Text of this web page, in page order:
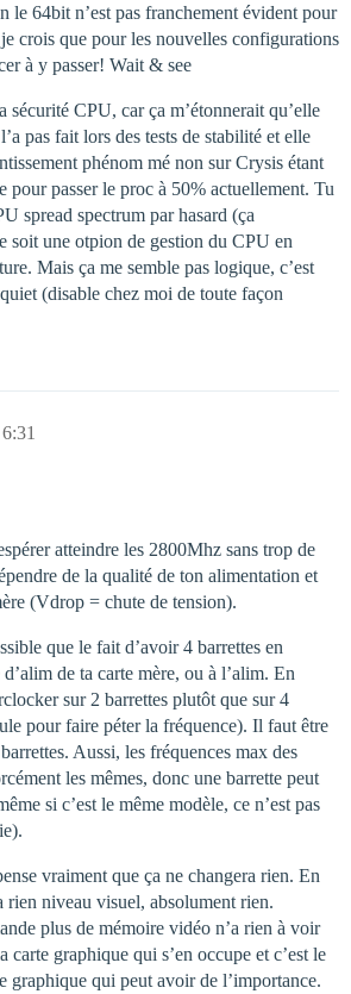
le 64bit n’est pas franchement évident pour
crois que pour les nouvelles configurations
à y passer! Wait & see
sécurité CPU, car ça m’étonnerait qu’elle
pas fait lors des tests de stabilité et elle
phénom mé non sur Crysis étant
pour passer le proc à 50% actuellement. Tu
spread spectrum par hasard (ça
soit une otpion de gestion du CPU en
Mais ça me semble pas logique, c’est
(disable chez moi de toute façon
atteindre les 2800Mhz sans trop de
de la qualité de ton alimentation et
(Vdrop = chute de tension).
que le fait d’avoir 4 barrettes en
de ta carte mère, ou à l’alim. En
sur 2 barrettes plutôt que sur 4
pour faire péter la fréquence). Il faut être
Aussi, les fréquences max des
les mêmes, donc une barrette peut
si c’est le même modèle, ce n’est pas
vraiment que ça ne changera rien. En
rien niveau visuel, absolument rien.
plus de mémoire vidéo n’a rien à voir
carte graphique qui s’en occupe et c’est le
graphique qui peut avoir de l’importance.